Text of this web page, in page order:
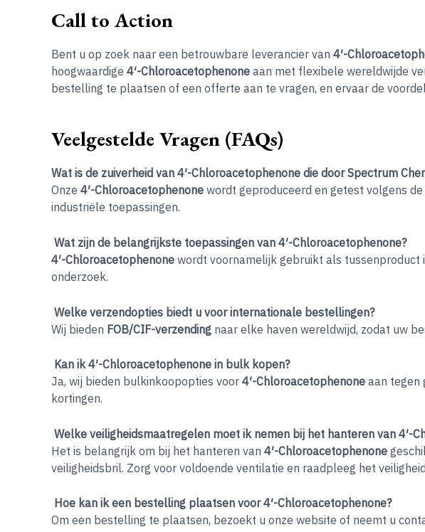
Call to Action
Bent u op zoek naar een betrouwbare leverancier van 4′-
hoogwaardige 4′-Chloroacetophenone aan met flexibele wereldwijde
bestelling te plaatsen of een offerte aan te vragen, en ervaar de
Veelgestelde Vragen (FAQs)
Wat is de zuiverheid van 4′-Chloroacetophenone die door Spectrum
Onze 4′-Chloroacetophenone wordt geproduceerd en getest volgens
industriële toepassingen.
Wat zijn de belangrijkste toepassingen van 4′-Chloroacetophenone?
4′-Chloroacetophenone wordt voornamelijk gebruikt als tussenproduct
onderzoek.
Welke verzendopties biedt u voor internationale bestellingen?
Wij bieden FOB/CIF-verzending naar elke haven wereldwijd, zodat uw
Kan ik 4′-Chloroacetophenone in bulk kopen?
Ja, wij bieden bulkinkoopopties voor 4′-Chloroacetophenone aan tegen
kortingen.
Welke veiligheidsmaatregelen moet ik nemen bij het hanteren van 4′-
Het is belangrijk om bij het hanteren van 4′-Chloroacetophenone
veiligheidsbril. Zorg voor voldoende ventilatie en raadpleeg het
Hoe kan ik een bestelling plaatsen voor 4′-Chloroacetophenone?
Om een bestelling te plaatsen, bezoekt u onze website of neemt u